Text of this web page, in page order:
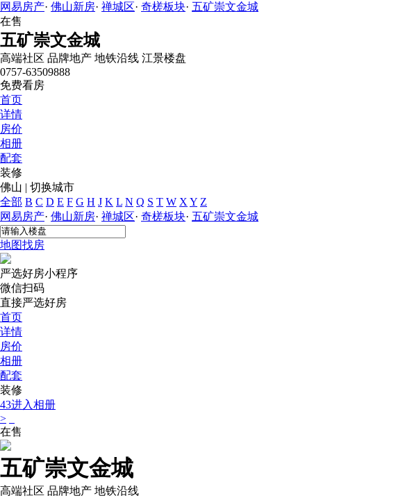
网易房产· 佛山新房· 禅城区· 奇槎板块· 五矿崇文金城
在售
五矿崇文金城
高端社区 品牌地产 地铁沿线 江景楼盘
0757-63509888
免费看房
首页
详情
房价
相册
配套
装修
佛山 | 切换城市
全部 B C D E F G H J K L N Q S T W X Y Z
网易房产· 佛山新房· 禅城区· 奇槎板块· 五矿崇文金城
地图找房
严选好房小程序
微信扫码
直接严选好房
首页
详情
房价
相册
配套
装修
43进入相册
>
在售
五矿崇文金城
高端社区 品牌地产 地铁沿线